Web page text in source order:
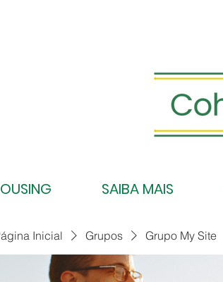
SAIBA MAIS
Inicial Grupos Grupo My Site